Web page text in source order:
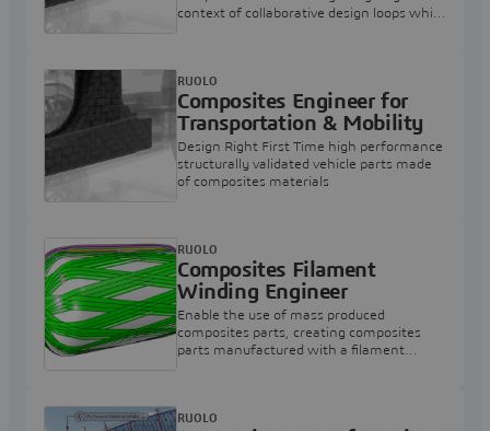
context of collaborative design loops while
Composites Engineer for
Transportation & Mobility
Design Right First Time high performance
structurally validated vehicle parts made
of composites materials
RUOLO
Composites Filament
Winding Engineer
Enable the use of mass produced
composites parts, creating composites
parts manufactured with a filament
RUOLO
RUOLO